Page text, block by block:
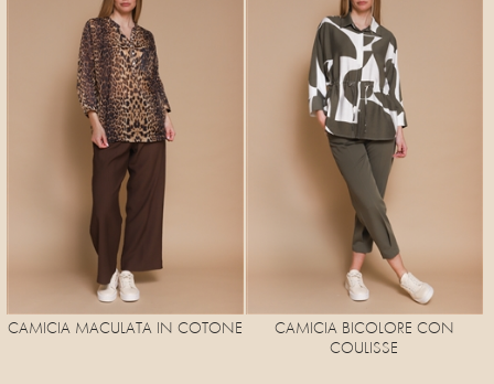
CAMICIA MACULATA IN COTONE
CAMICIA BICOLORE CON
COULISSE